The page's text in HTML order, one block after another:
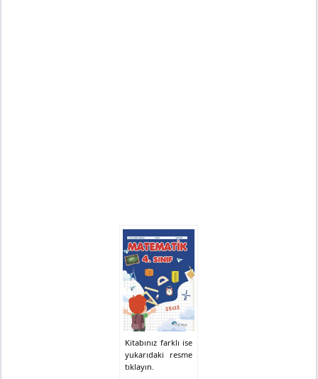
Kitabınız farklı ise
yukarıdaki resme
tıklayın.